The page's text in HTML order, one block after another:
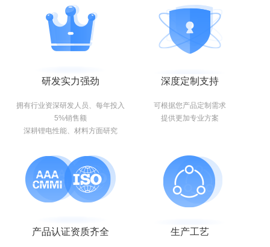
研发实力强劲
拥有行业资深研发人员、每年投入
5%销售额
深耕锂电性能、材料方面研究
深度定制支持
可根据您产品定制需求
提供更加专业方案
产品认证资质齐全 生产工艺